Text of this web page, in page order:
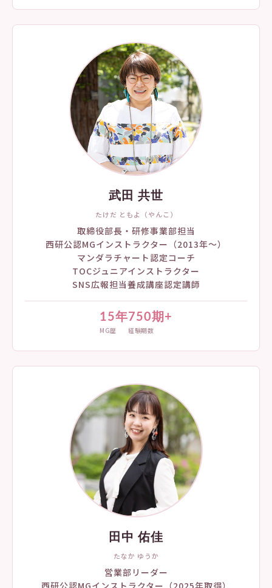
武田 共世
たけだ ともよ（やんこ）
取締役部長・研修事業部担当
西研公認MGインストラクター（2013年〜）
マンダラチャート認定コーチ
TOCジュニアインストラクター
SNS広報担当養成講座認定講師
15年
MG歴
750期+
経験期数
田中 佑佳
たなか ゆうか
営業部リーダー